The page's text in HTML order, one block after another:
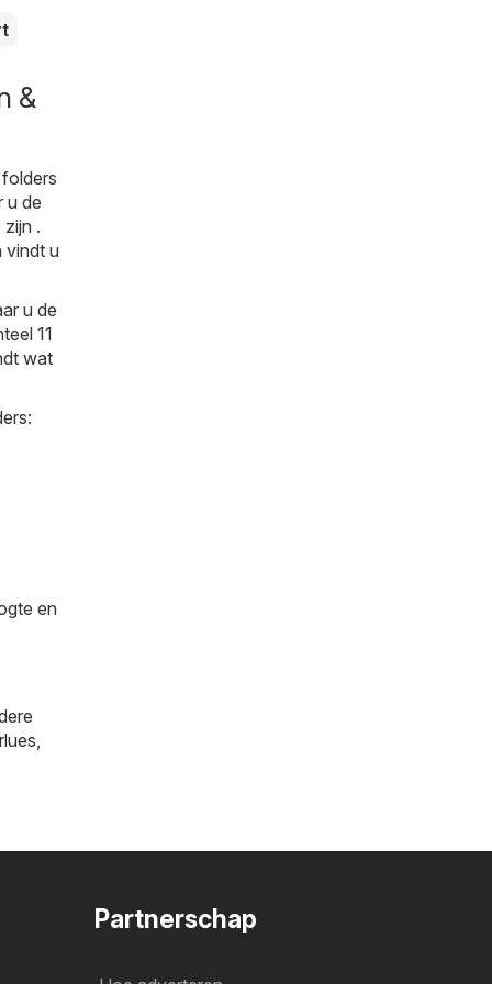
&
folders
u de
.
vindt u
u de
11
wat
en
Partnerschap